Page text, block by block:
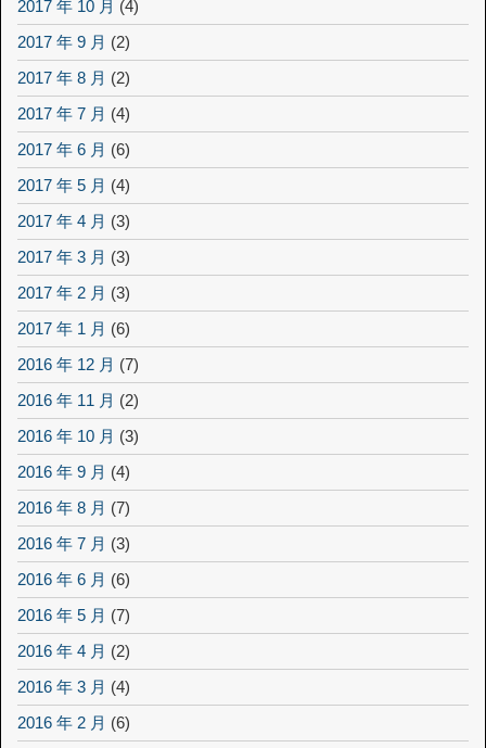
2017 年 10 月 (4)
2017 年 9 月 (2)
2017 年 8 月 (2)
2017 年 7 月 (4)
2017 年 6 月 (6)
2017 年 5 月 (4)
2017 年 4 月 (3)
2017 年 3 月 (3)
2017 年 2 月 (3)
2017 年 1 月 (6)
2016 年 12 月 (7)
2016 年 11 月 (2)
2016 年 10 月 (3)
2016 年 9 月 (4)
2016 年 8 月 (7)
2016 年 7 月 (3)
2016 年 6 月 (6)
2016 年 5 月 (7)
2016 年 4 月 (2)
2016 年 3 月 (4)
2016 年 2 月 (6)